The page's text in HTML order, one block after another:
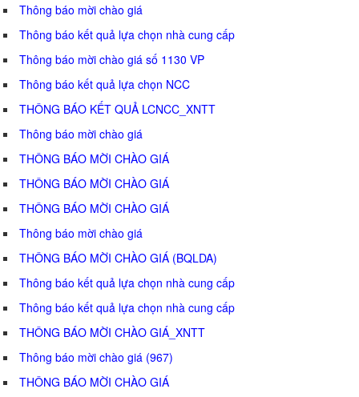
Thông báo mời chào giá
Thông báo kết quả lựa chọn nhà cung cấp
Thông báo mời chào giá số 1130 VP
Thông báo kết quả lựa chọn NCC
THÔNG BÁO KẾT QUẢ LCNCC_XNTT
Thông báo mời chào giá
THÔNG BÁO MỜI CHÀO GIÁ
THÔNG BÁO MỜI CHÀO GIÁ
THÔNG BÁO MỜI CHÀO GIÁ
Thông báo mời chào giá
THÔNG BÁO MỜI CHÀO GIÁ (BQLDA)
Thông báo kết quả lựa chọn nhà cung cấp
Thông báo kết quả lựa chọn nhà cung cấp
THÔNG BÁO MỜI CHÀO GIÁ_XNTT
Thông báo mời chào giá (967)
THÔNG BÁO MỜI CHÀO GIÁ